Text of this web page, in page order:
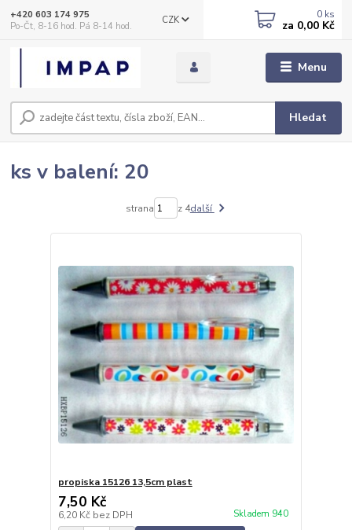
Menu
CZK
Hledat
+420 603 174 975
Po-Čt, 8-16 hod. Pá 8-14 hod.
0 ks
za 0,00 Kč
ks v balení: 20
strana z 4další
propiska 15126 13,5cm plast
7,50 Kč
6,20 Kč bez DPH Skladem 940